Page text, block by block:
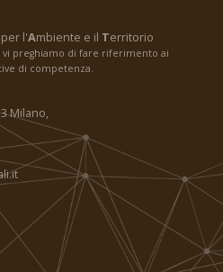
l'Ambiente e il Territorio
preghiamo di fare riferimento ai
di competenza.
Milano,